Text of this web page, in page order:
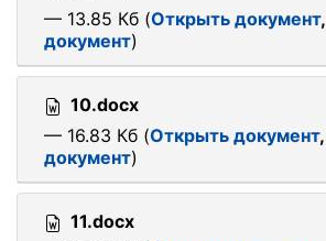
— 13.85 Кб (Открыть документ,
документ)
10.docx
— 16.83 Кб (Открыть документ,
документ)
11.docx